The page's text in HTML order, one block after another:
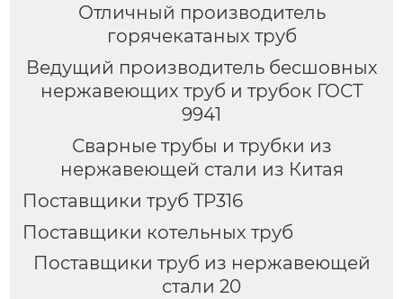
Отличный производитель
горячекатаных труб
Ведущий производитель бесшовных
нержавеющих труб и трубок ГОСТ
9941
Сварные трубы и трубки из
нержавеющей стали из Китая
Поставщики труб TP316
Поставщики котельных труб
Поставщики труб из нержавеющей
стали 20